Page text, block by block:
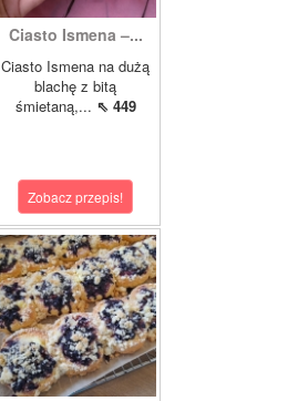
Ciasto Ismena –...
Ciasto Ismena na dużą
blachę z bitą
śmietaną,... ⇖ 449
Zobacz przepis!